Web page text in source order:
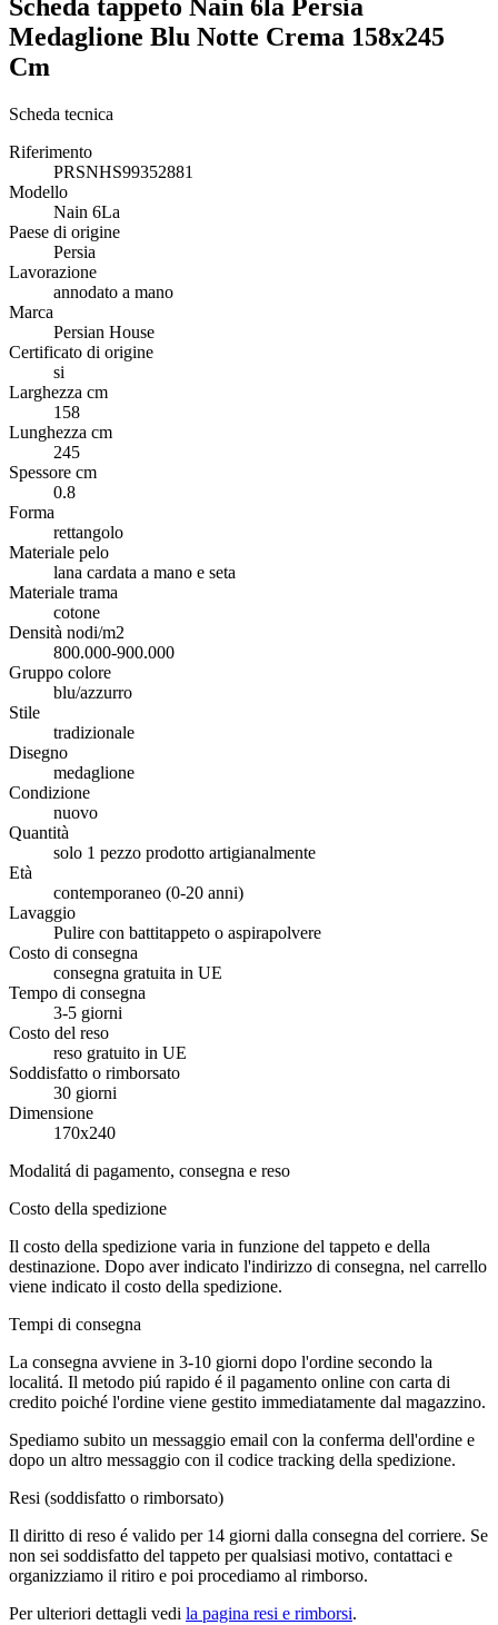
Scheda tappeto Nain 6la Persia
Medaglione Blu Notte Crema 158x245
Cm
Scheda tecnica
Riferimento
PRSNHS99352881
Modello
Nain 6La
Paese di origine
Persia
Lavorazione
annodato a mano
Marca
Persian House
Certificato di origine
si
Larghezza cm
158
Lunghezza cm
245
Spessore cm
0.8
Forma
rettangolo
Materiale pelo
lana cardata a mano e seta
Materiale trama
cotone
Densità nodi/m2
800.000-900.000
Gruppo colore
blu/azzurro
Stile
tradizionale
Disegno
medaglione
Condizione
nuovo
Quantità
solo 1 pezzo prodotto artigianalmente
Età
contemporaneo (0-20 anni)
Lavaggio
Pulire con battitappeto o aspirapolvere
Costo di consegna
consegna gratuita in UE
Tempo di consegna
3-5 giorni
Costo del reso
reso gratuito in UE
Soddisfatto o rimborsato
30 giorni
Dimensione
170x240
Modalitá di pagamento, consegna e reso
Costo della spedizione
Il costo della spedizione varia in funzione del tappeto e della
destinazione. Dopo aver indicato l'indirizzo di consegna, nel carrello
viene indicato il costo della spedizione.
Tempi di consegna
La consegna avviene in 3-10 giorni dopo l'ordine secondo la
localitá. Il metodo piú rapido é il pagamento online con carta di
credito poiché l'ordine viene gestito immediatamente dal magazzino.
Spediamo subito un messaggio email con la conferma dell'ordine e
dopo un altro messaggio con il codice tracking della spedizione.
Resi (soddisfatto o rimborsato)
Il diritto di reso é valido per 14 giorni dalla consegna del corriere. Se
non sei soddisfatto del tappeto per qualsiasi motivo, contattaci e
organizziamo il ritiro e poi procediamo al rimborso.
Per ulteriori dettagli vedi la pagina resi e rimborsi.